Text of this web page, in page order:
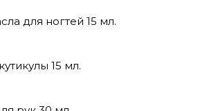
для ногтей 15 мл.
15 мл.